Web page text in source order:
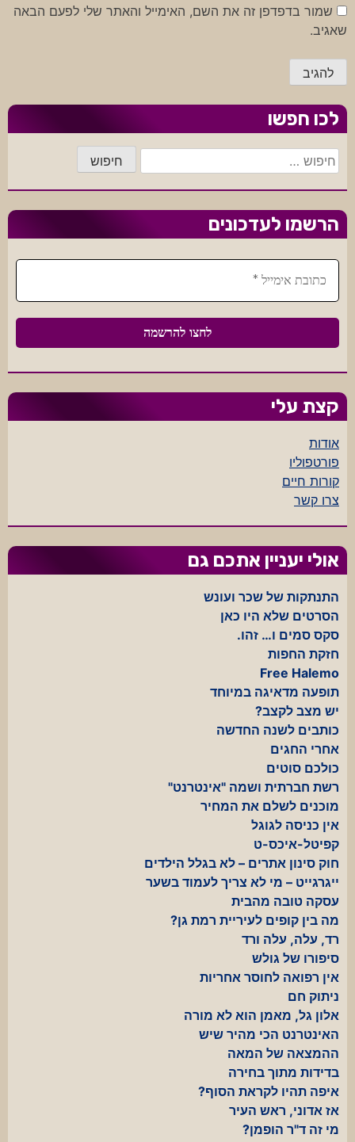
שמור בדפדפן זה את השם, האימייל והאתר שלי לפעם הבאה
שאגיב.
לכו חפשו
חיפוש:
הרשמו לעדכונים
קצת עלי
אודות
פורטפוליו
קורות חיים
צרו קשר
אולי יעניין אתכם גם
התנתקות של שכר ועונש
הסרטים שלא היו כאן
סקס סמים ו… זהו.
חזקת החפות
Free Halemo
תופעה מדאיגה במיוחד
יש מצב לקצב?
כותבים לשנה החדשה
אחרי החגים
כולכם סוטים
רשת חברתית ושמה "אינטרנט"
מוכנים לשלם את המחיר
אין כניסה לגוגל
קפיטל-איכס-ט
חוק סינון אתרים – לא בגלל הילדים
ייגרגייט – מי לא צריך לעמוד בשער
עסקה טובה מהבית
מה בין קופים לעיריית רמת גן?
רד, עלה, עלה ורד
סיפורו של גולש
אין רפואה לחוסר אחריות
ניתוק חם
אלון גל, מאמן הוא לא מורה
האינטרנט הכי מהיר שיש
ההמצאה של המאה
בדידות מתוך בחירה
איפה תהיו לקראת הסוף?
אז אדוני, ראש העיר
מי זה ד"ר הופמן?